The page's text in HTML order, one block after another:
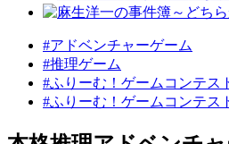
#アドベンチャーゲーム
#推理ゲーム
#ふりーむ！ゲームコンテス
#ふりーむ！ゲームコンテス